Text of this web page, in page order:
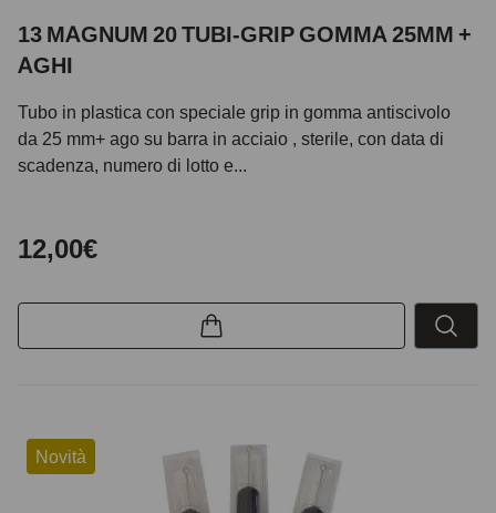
13 MAGNUM 20 TUBI-GRIP GOMMA 25MM +
AGHI
Tubo in plastica con speciale grip in gomma antiscivolo
da 25 mm+ ago su barra in acciaio , sterile, con data di
scadenza, numero di lotto e...
12,00€
Novità